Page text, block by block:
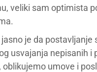
veliki sam optimista
je da
usvajanja nepisanih
oblikujemo umove i